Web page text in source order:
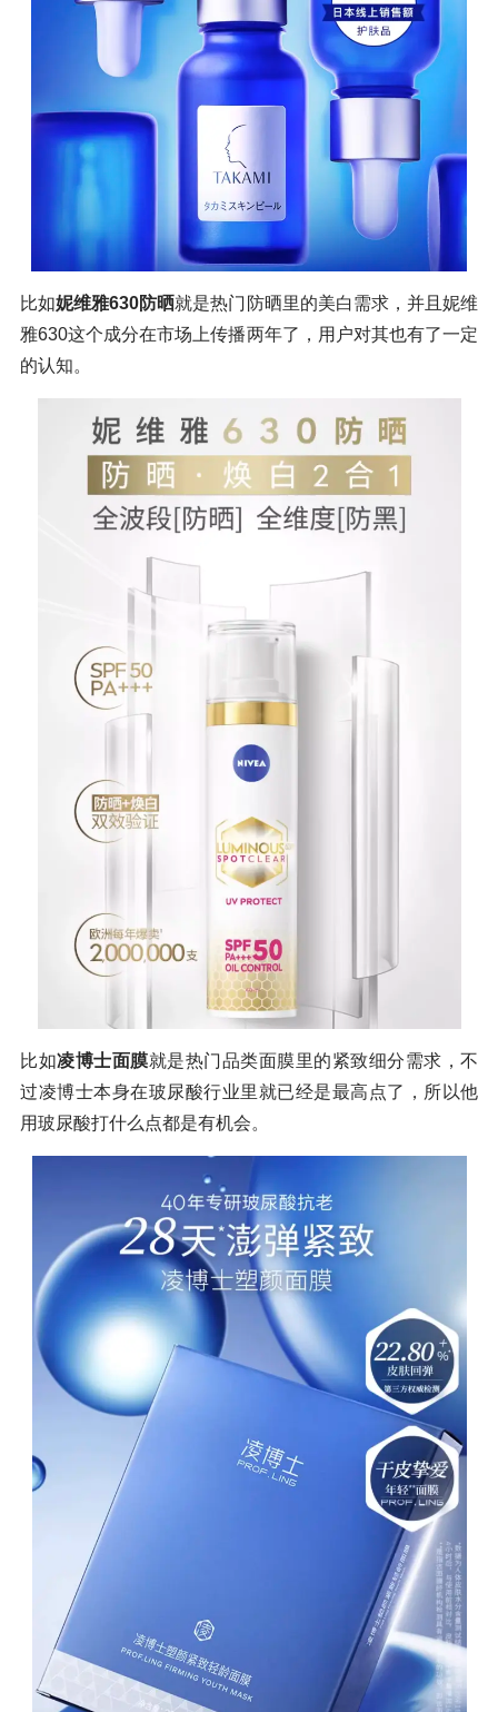
比如妮维雅630防晒就是热门防晒里的美白需求，并且妮维
雅630这个成分在市场上传播两年了，用户对其也有了一定
的认知。
比如凌博士面膜就是热门品类面膜里的紧致细分需求，不
过凌博士本身在玻尿酸行业里就已经是最高点了，所以他
用玻尿酸打什么点都是有机会。